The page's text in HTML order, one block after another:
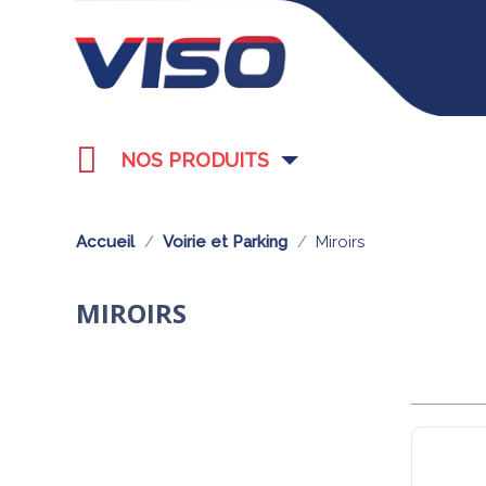
NOS PRODUITS
Accueil Voirie et Parking Miroirs
MIROIRS